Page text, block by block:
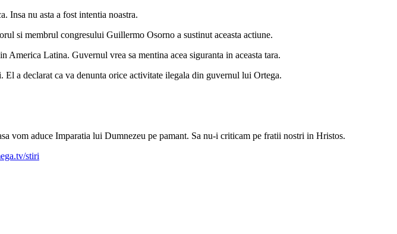
Insa nu asta a fost intentia noastra.
si membrul congresului Guillermo Osorno a sustinut aceasta actiune.
Latina. Guvernul vrea sa mentina acea siguranta in aceasta tara.
a declarat ca va denunta orice activitate ilegala din guvernul lui Ortega.
vom aduce Imparatia lui Dumnezeu pe pamant. Sa nu-i criticam pe fratii nostri in Hristos.
stiri